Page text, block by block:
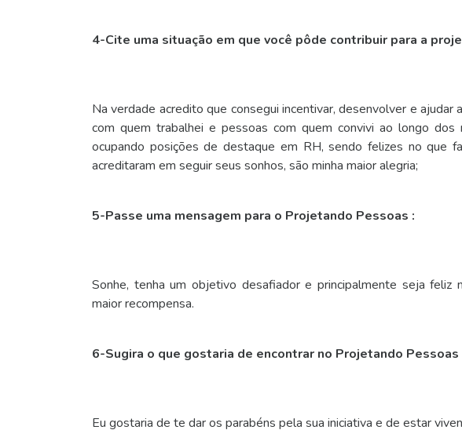
4-Cite uma situação em que você pôde contribuir para a
Na verdade acredito que consegui incentivar, desenvolver e ajudar
com quem trabalhei e pessoas com quem convivi ao longo dos
ocupando posições de destaque em RH, sendo felizes no que
acreditaram em seguir seus sonhos, são minha maior alegria;
5-Passe uma mensagem para o Projetando Pessoas :
Sonhe, tenha um objetivo desafiador e principalmente seja feliz
maior recompensa.
6-Sugira o que gostaria de encontrar no Projetando
Eu gostaria de te dar os parabéns pela sua iniciativa e de estar